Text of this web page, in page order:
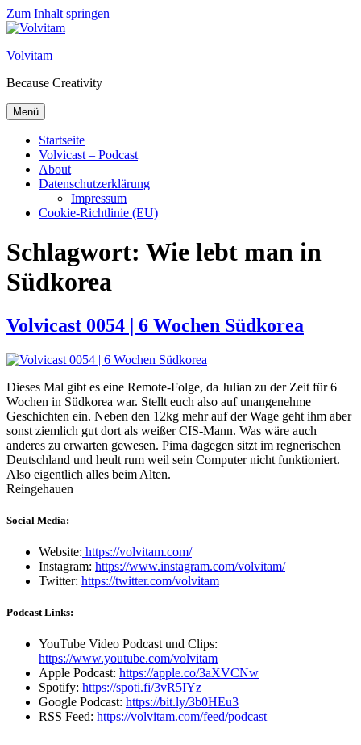
Zum Inhalt springen
Volvitam
Because Creativity
Menü
Startseite
Volvicast – Podcast
About
Datenschutzerklärung
Impressum
Cookie-Richtlinie (EU)
Schlagwort: Wie lebt man in
Südkorea
Volvicast 0054 | 6 Wochen Südkorea
Dieses Mal gibt es eine Remote-Folge, da Julian zu der Zeit für 6
Wochen in Südkorea war. Stellt euch also auf unangenehme
Geschichten ein. Neben den 12kg mehr auf der Wage geht ihm aber
sonst ziemlich gut dort als weißer CIS-Mann. Was wäre auch
anderes zu erwarten gewesen. Pima dagegen sitzt im regnerischen
Deutschland und heult rum weil sein Computer nicht funktioniert.
Also eigentlich alles beim Alten.
Reingehauen
Social Media:
Website: https://volvitam.com/
Instagram: https://www.instagram.com/volvitam/
Twitter: https://twitter.com/volvitam
Podcast Links:
YouTube Video Podcast und Clips:
https://www.youtube.com/volvitam
Apple Podcast: https://apple.co/3aXVCNw
Spotify: https://spoti.fi/3vR5IYz
Google Podcast: https://bit.ly/3b0HEu3
RSS Feed: https://volvitam.com/feed/podcast